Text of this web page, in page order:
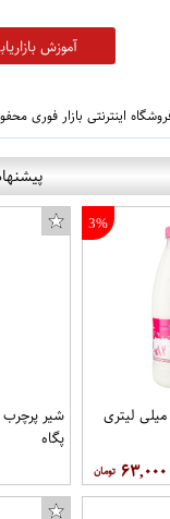
آموزش
اینترنتی بازار فوری
3%
کم چرب ۹۴۶ میلی لیتری
۶۳,۰۰۰
پگاه